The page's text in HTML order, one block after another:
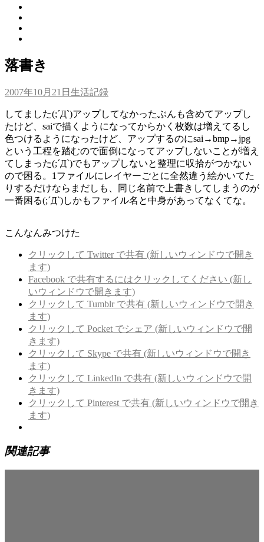
落書き
投
日:
2007年10月21日 カ
ゴ
リ
ー
生活記録
してました(;´Д`)アップしてなかったぶんも含めてアップし
たけど、saiで描くようになってからかく枚数は増えてるし
色つけるようになったけど、アップするのにsai→bmp→jpg
という工程を踏むので面倒になってアップしないことが増え
てしまった(;´Д`)でもアップしないと整理に収拾がつかない
ので困る。1ファイルにレイヤーごとに全然違う絵かいてた
りするだけならまだしも、同じ名前で上書きしてしまうのが
一番困る(;´Д`)しかもファイル名と中身があってなくてな。
こんなんみつけた
クリックして Twitter で共有 (新しいウィンドウで開き
ます)
Facebook で共有するにはクリックしてください (新し
いウィンドウで開きます)
クリックして Tumblr で共有 (新しいウィンドウで開き
ます)
クリックして Pocket でシェア (新しいウィンドウで開
きます)
クリックして Skype で共有 (新しいウィンドウで開き
ます)
クリックして LinkedIn で共有 (新しいウィンドウで開
きます)
クリックして Pinterest で共有 (新しいウィンドウで開き
ます)
関連記事